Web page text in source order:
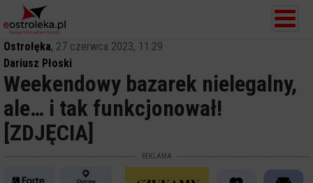
Ostrołęka, 27 czerwca 2023, 11:29
Dariusz Płoski
Weekendowy bazarek nielegalny,
ale… i tak funkcjonował!
[ZDJĘCIA]
REKLAMA